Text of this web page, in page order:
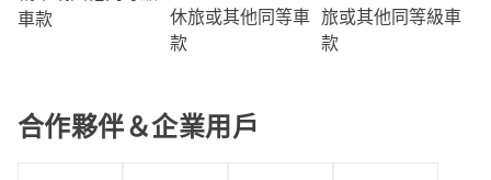
車款
休旅或其他同等車
款
旅或其他同等級車
款
合作夥伴＆企業用戶